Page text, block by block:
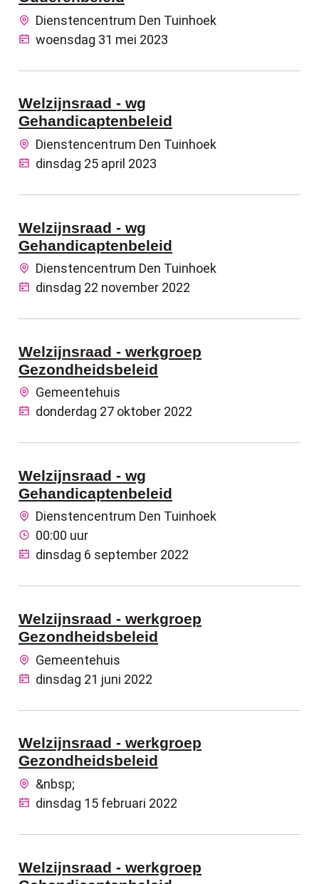
Dienstencentrum Den Tuinhoek
woensdag 31 mei 2023
Welzijnsraad - wg
Gehandicaptenbeleid
Dienstencentrum Den Tuinhoek
dinsdag 25 april 2023
Welzijnsraad - wg
Gehandicaptenbeleid
Dienstencentrum Den Tuinhoek
dinsdag 22 november 2022
Welzijnsraad - werkgroep
Gezondheidsbeleid
Gemeentehuis
donderdag 27 oktober 2022
Welzijnsraad - wg
Gehandicaptenbeleid
Dienstencentrum Den Tuinhoek
00:00 uur
dinsdag 6 september 2022
Welzijnsraad - werkgroep
Gezondheidsbeleid
Gemeentehuis
dinsdag 21 juni 2022
Welzijnsraad - werkgroep
Gezondheidsbeleid
&nbsp;
dinsdag 15 februari 2022
Welzijnsraad - werkgroep